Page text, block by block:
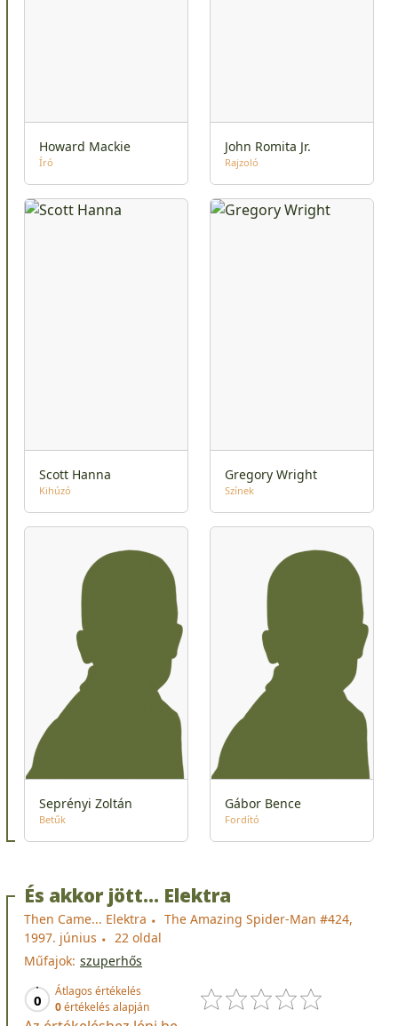
Howard Mackie
Író
John Romita Jr.
Rajzoló
Scott Hanna
Kihúzó
Gregory Wright
Színek
Seprényi Zoltán
Betűk
Gábor Bence
Fordító
És akkor jött… Elektra
Then Came... Elektra
The Amazing Spider-Man #424,
1997. június
22 oldal
Műfajok: szuperhős
0
Átlagos értékelés
0értékelés alapján